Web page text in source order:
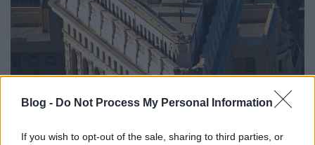
Blog - Do Not Process My Personal Information
If you wish to opt-out of the sale, sharing to third parties, or